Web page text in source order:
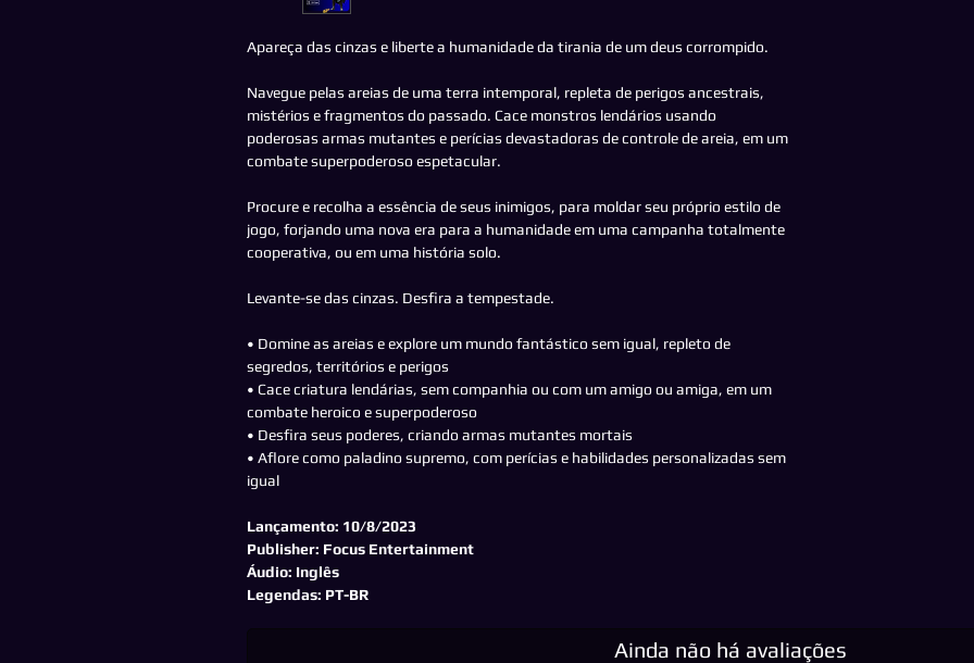
Apareça das cinzas e liberte a humanidade da tirania de um deus corrompido.
Navegue pelas areias de uma terra intemporal, repleta de perigos ancestrais,
mistérios e fragmentos do passado. Cace monstros lendários usando
poderosas armas mutantes e perícias devastadoras de controle de areia, em um
combate superpoderoso espetacular.
Procure e recolha a essência de seus inimigos, para moldar seu próprio estilo de
jogo, forjando uma nova era para a humanidade em uma campanha totalmente
cooperativa, ou em uma história solo.
Levante-se das cinzas. Desfira a tempestade.
• Domine as areias e explore um mundo fantástico sem igual, repleto de
segredos, territórios e perigos
• Cace criatura lendárias, sem companhia ou com um amigo ou amiga, em um
combate heroico e superpoderoso
• Desfira seus poderes, criando armas mutantes mortais
• Aflore como paladino supremo, com perícias e habilidades personalizadas sem
igual
Lançamento: 10/8/2023
Publisher: Focus Entertainment
Áudio: Inglês
Legendas: PT-BR
Ainda não há avaliações